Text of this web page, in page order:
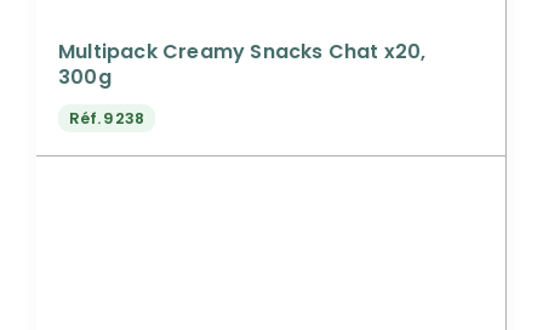
Multipack Creamy Snacks Chat x20,
300g
Réf.9238